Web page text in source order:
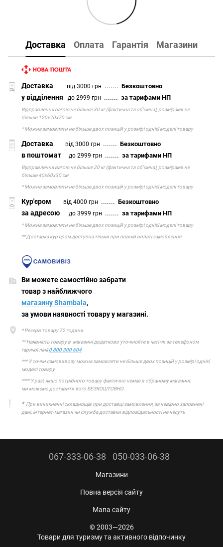
Доставка Оплата Гарантія Магазини
Доставка від 3000 грн .......Безкоштовно
у відділення до 2999 грн .......за тарифами НП
Відправлення вагою не більше 30 кг (фактична та об'ємна), розмірами не
більше 120х70х70 см
* Можна замовляти не більше двох позицій у розмірі однієї моделі товару
Доставка від 3000 грн .......Безкоштовно
в поштомат до 2999 грн .......за тарифами НП
Відправлення вагою не більше 20 кг (фактична та об'ємна), розмірами не
більше 40х60х30 см
* Можна замовляти не більше двох позицій у розмірі однієї моделі товару
Кур'єром від 4000 грн .......Безкоштовно
за адресою до 3999 грн .......за тарифами НП
* Можна замовляти не більше двох позицій у розмірі однієї моделі товару
** Доставка кур'єром доступна тільки при повній оплаті замовлення
Ви можете самостійно забрати
товар з найближчого
магазину Shambala,
за умови наявності товару у магазині.
* Резерв товару 72 години.
** Наявність товару в магазині додатково уточнюйте в чаті чи за телефоном
гарячої лінії0 800 300 604
*** У точки самовивозу можна замовляти не більше двох позицій у розмірі однієї
моделі товару
**** У разі, якщо потрібного товару фактично немає в обраному магазині,
ми можемо доставити його БЕЗКОШТОВНО.
*При виникненні складнощів при доставці замовлення, за невірно заповнені
дані, інтернет-магазин чи служба доставки відповідальності не несуть
067-333-06-38 050-033-06-38
Магазини
Повна версія сайту
Мапа сайту
© 2003—2026
Товари для туризму та активного відпочинку